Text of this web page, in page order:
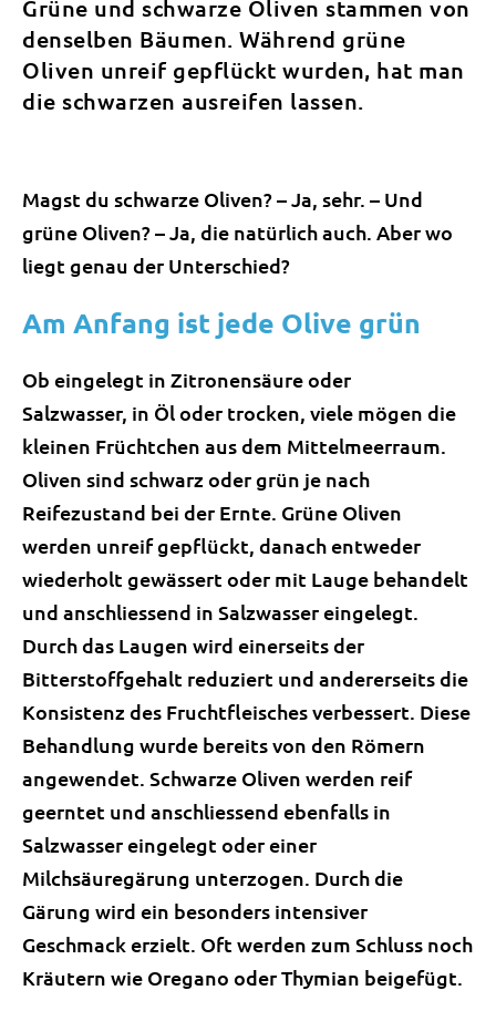
Grüne und schwarze Oliven stammen von
denselben Bäumen. Während grüne
Oliven unreif gepflückt wurden, hat man
die schwarzen ausreifen lassen.
Magst du schwarze Oliven? – Ja, sehr. – Und
grüne Oliven? – Ja, die natürlich auch. Aber wo
liegt genau der Unterschied?
Am Anfang ist jede Olive grün
Ob eingelegt in Zitronensäure oder
Salzwasser, in Öl oder trocken, viele mögen die
kleinen Früchtchen aus dem Mittelmeerraum.
Oliven sind schwarz oder grün je nach
Reifezustand bei der Ernte. Grüne Oliven
werden unreif gepflückt, danach entweder
wiederholt gewässert oder mit Lauge behandelt
und anschliessend in Salzwasser eingelegt.
Durch das Laugen wird einerseits der
Bitterstoffgehalt reduziert und andererseits die
Konsistenz des Fruchtfleisches verbessert. Diese
Behandlung wurde bereits von den Römern
angewendet. Schwarze Oliven werden reif
geerntet und anschliessend ebenfalls in
Salzwasser eingelegt oder einer
Milchsäuregärung unterzogen. Durch die
Gärung wird ein besonders intensiver
Geschmack erzielt. Oft werden zum Schluss noch
Kräutern wie Oregano oder Thymian beigefügt.